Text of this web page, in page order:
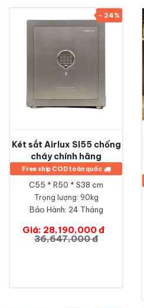
- 24%
Két sắt Airlux SI55 chống
cháy chính hãng
Free ship COD toàn quốc
C55 * R50 * S38 cm
Trọng lượng: 90kg
Bảo Hành: 24 Tháng
Giá: 28,190,000 đ
36,647,000 đ